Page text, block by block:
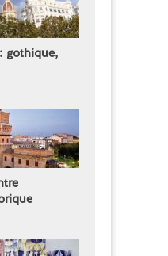
gothique,